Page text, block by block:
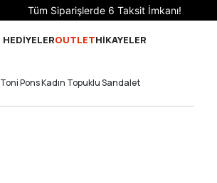
HEDİYELEROUTLETHİKAYELER
Toni Pons Kadın Topuklu Sandalet